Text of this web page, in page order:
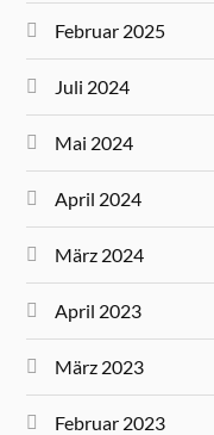
Februar 2025
Juli 2024
Mai 2024
April 2024
März 2024
April 2023
März 2023
Februar 2023